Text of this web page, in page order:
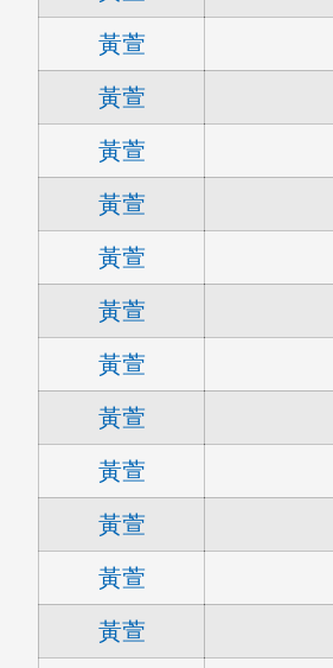
黃萱
黃萱
黃萱
黃萱
黃萱
黃萱
黃萱
黃萱
黃萱
黃萱
黃萱
黃萱